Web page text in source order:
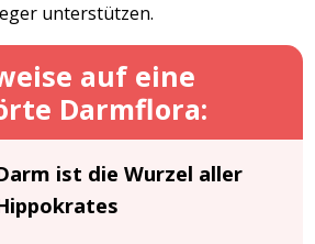
unterstützen.
auf eine
Darmflora:
ist die Wurzel aller